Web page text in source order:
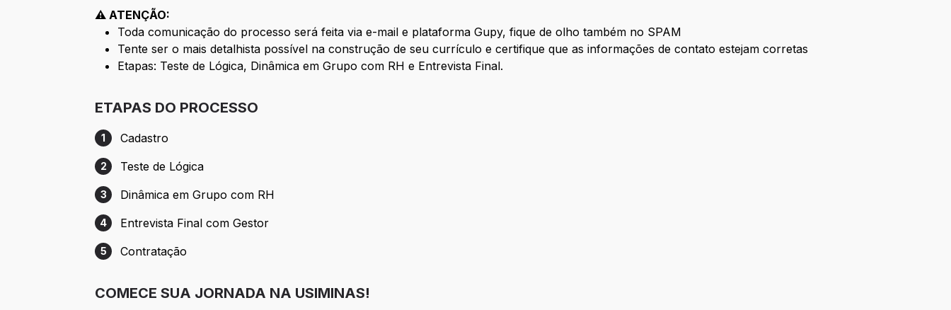
⚠️ ATENÇÃO:
Toda comunicação do processo será feita via e-mail e plataforma Gupy, fique de olho também no SPAM
Tente ser o mais detalhista possível na construção de seu currículo e certifique que as informações de contato estejam corretas
Etapas: Teste de Lógica, Dinâmica em Grupo com RH e Entrevista Final.
ETAPAS DO PROCESSO
Etapa 1: Cadastro
1 Cadastro
Etapa 2: Teste de Lógica
2 Teste de Lógica
Etapa 3: Dinâmica em Grupo com RH
3 Dinâmica em Grupo com RH
Etapa 4: Entrevista Final com Gestor
4 Entrevista Final com Gestor
Etapa 5: Contratação
5 Contratação
COMECE SUA JORNADA NA USIMINAS!